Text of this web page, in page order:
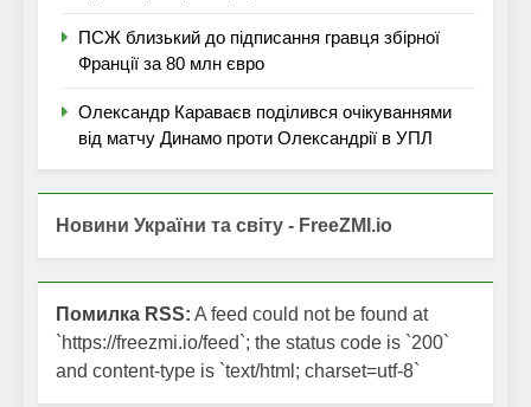
ПСЖ близький до підписання гравця збірної
Франції за 80 млн євро
Олександр Караваєв поділився очікуваннями
від матчу Динамо проти Олександрії в УПЛ
Новини України та світу - FreeZMI.io
Помилка RSS: A feed could not be found at
`https://freezmi.io/feed`; the status code is `200`
and content-type is `text/html; charset=utf-8`